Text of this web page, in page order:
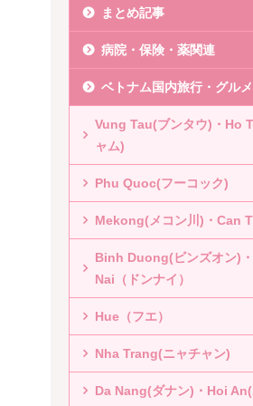
まとめ記事
病院・保険・薬関連
ベトナム国内旅行・グルメ
Vung Tau(ブンタウ)・Ho
ャム)
Phu Quoc(フーコック)
Mekong(メコン川)・Can
Binh Duong(ビンズオン)
Nai（ドンナイ）
Hue（フエ）
Nha Trang(ニャチャン)
Da Nang(ダナン)・Hoi